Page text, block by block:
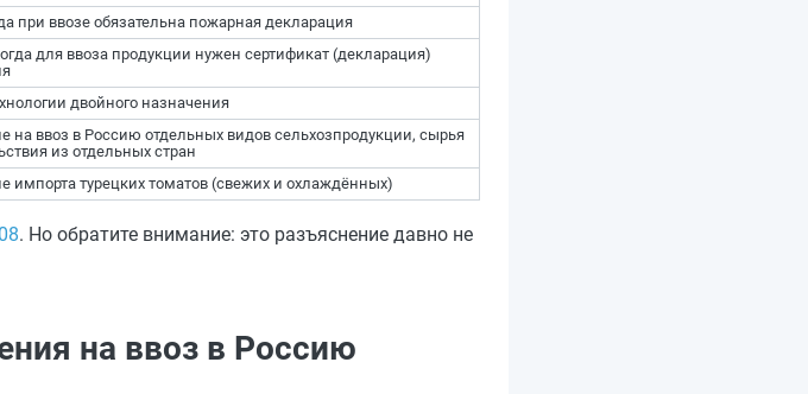
при ввозе обязательна пожарная декларация
для ввоза продукции нужен сертификат (декларация)
двойного назначения
на ввоз в Россию отдельных видов сельхозпродукции, сырья
из отдельных стран
импорта турецких томатов (свежих и охлаждённых)
. Но обратите внимание: это разъяснение давно не
на ввоз в Россию